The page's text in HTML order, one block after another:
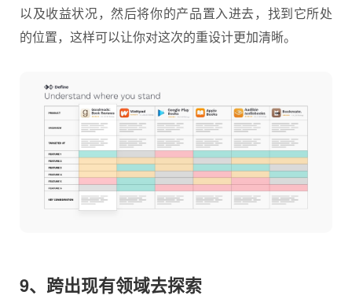
以及收益状况，然后将你的产品置入进去，找到它所处
的位置，这样可以让你对这次的重设计更加清晰。
9、跨出现有领域去探索